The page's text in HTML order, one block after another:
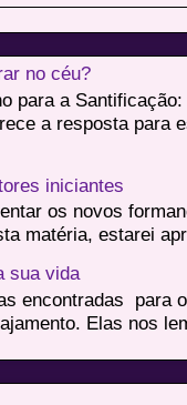
no céu?
a Santificação:
a resposta para
iniciantes
os novos
matéria, estarei
sua vida
encontradas para
Elas nos